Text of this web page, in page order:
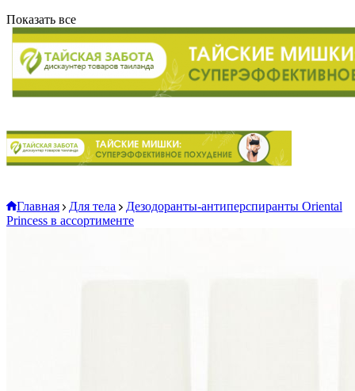
Показать все
Главная Для тела
Дезодоранты-антиперспиранты Oriental
Princess в ассортименте